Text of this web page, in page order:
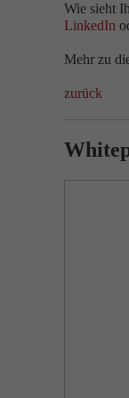
Wie sieht
LinkedIn
Mehr zu
zurück